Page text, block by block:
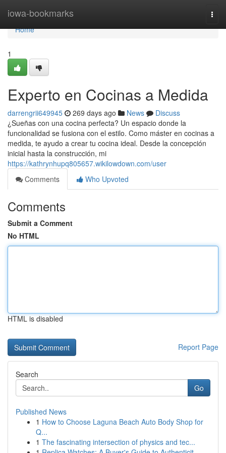
iowa-bookmarks
Home
Home
1
Experto en Cocinas a Medida
darrengrii649945 269 days ago News
Discuss
¿Sueñas con una cocina perfecta? Un espacio donde la
funcionalidad se fusiona con el estilo. Como máster en cocinas a
medida, te ayudo a crear tu cocina ideal. Desde la concepción
inicial hasta la construcción, mi
https://kathrynhupq805657.wikilowdown.com/user
Comments
Who Upvoted
Comments
Submit a Comment
No HTML
HTML is disabled
Report Page
Search
Go
Published News
1 How to Choose Laguna Beach Auto Body Shop for
Q...
1 The fascinating intersection of physics and tec...